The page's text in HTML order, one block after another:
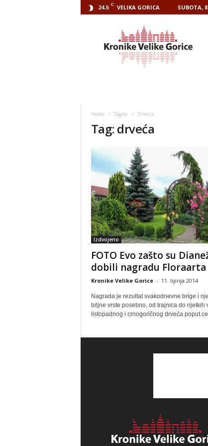
24.5 C VELIKA GORICA SUBOTA,
Home Tagovi Drveća
Tag: drveća
Izdvojeno
FOTO Evo zašto su
dobili nagradu Floraarta
Kronike Velike Gorice - 11. lipnja 2014
Nagrada je rezultat svakodnevne brige i
biljne vrste posebno, od trajnica do rijetkih
listopadnog i crnogoričnog drveća poput